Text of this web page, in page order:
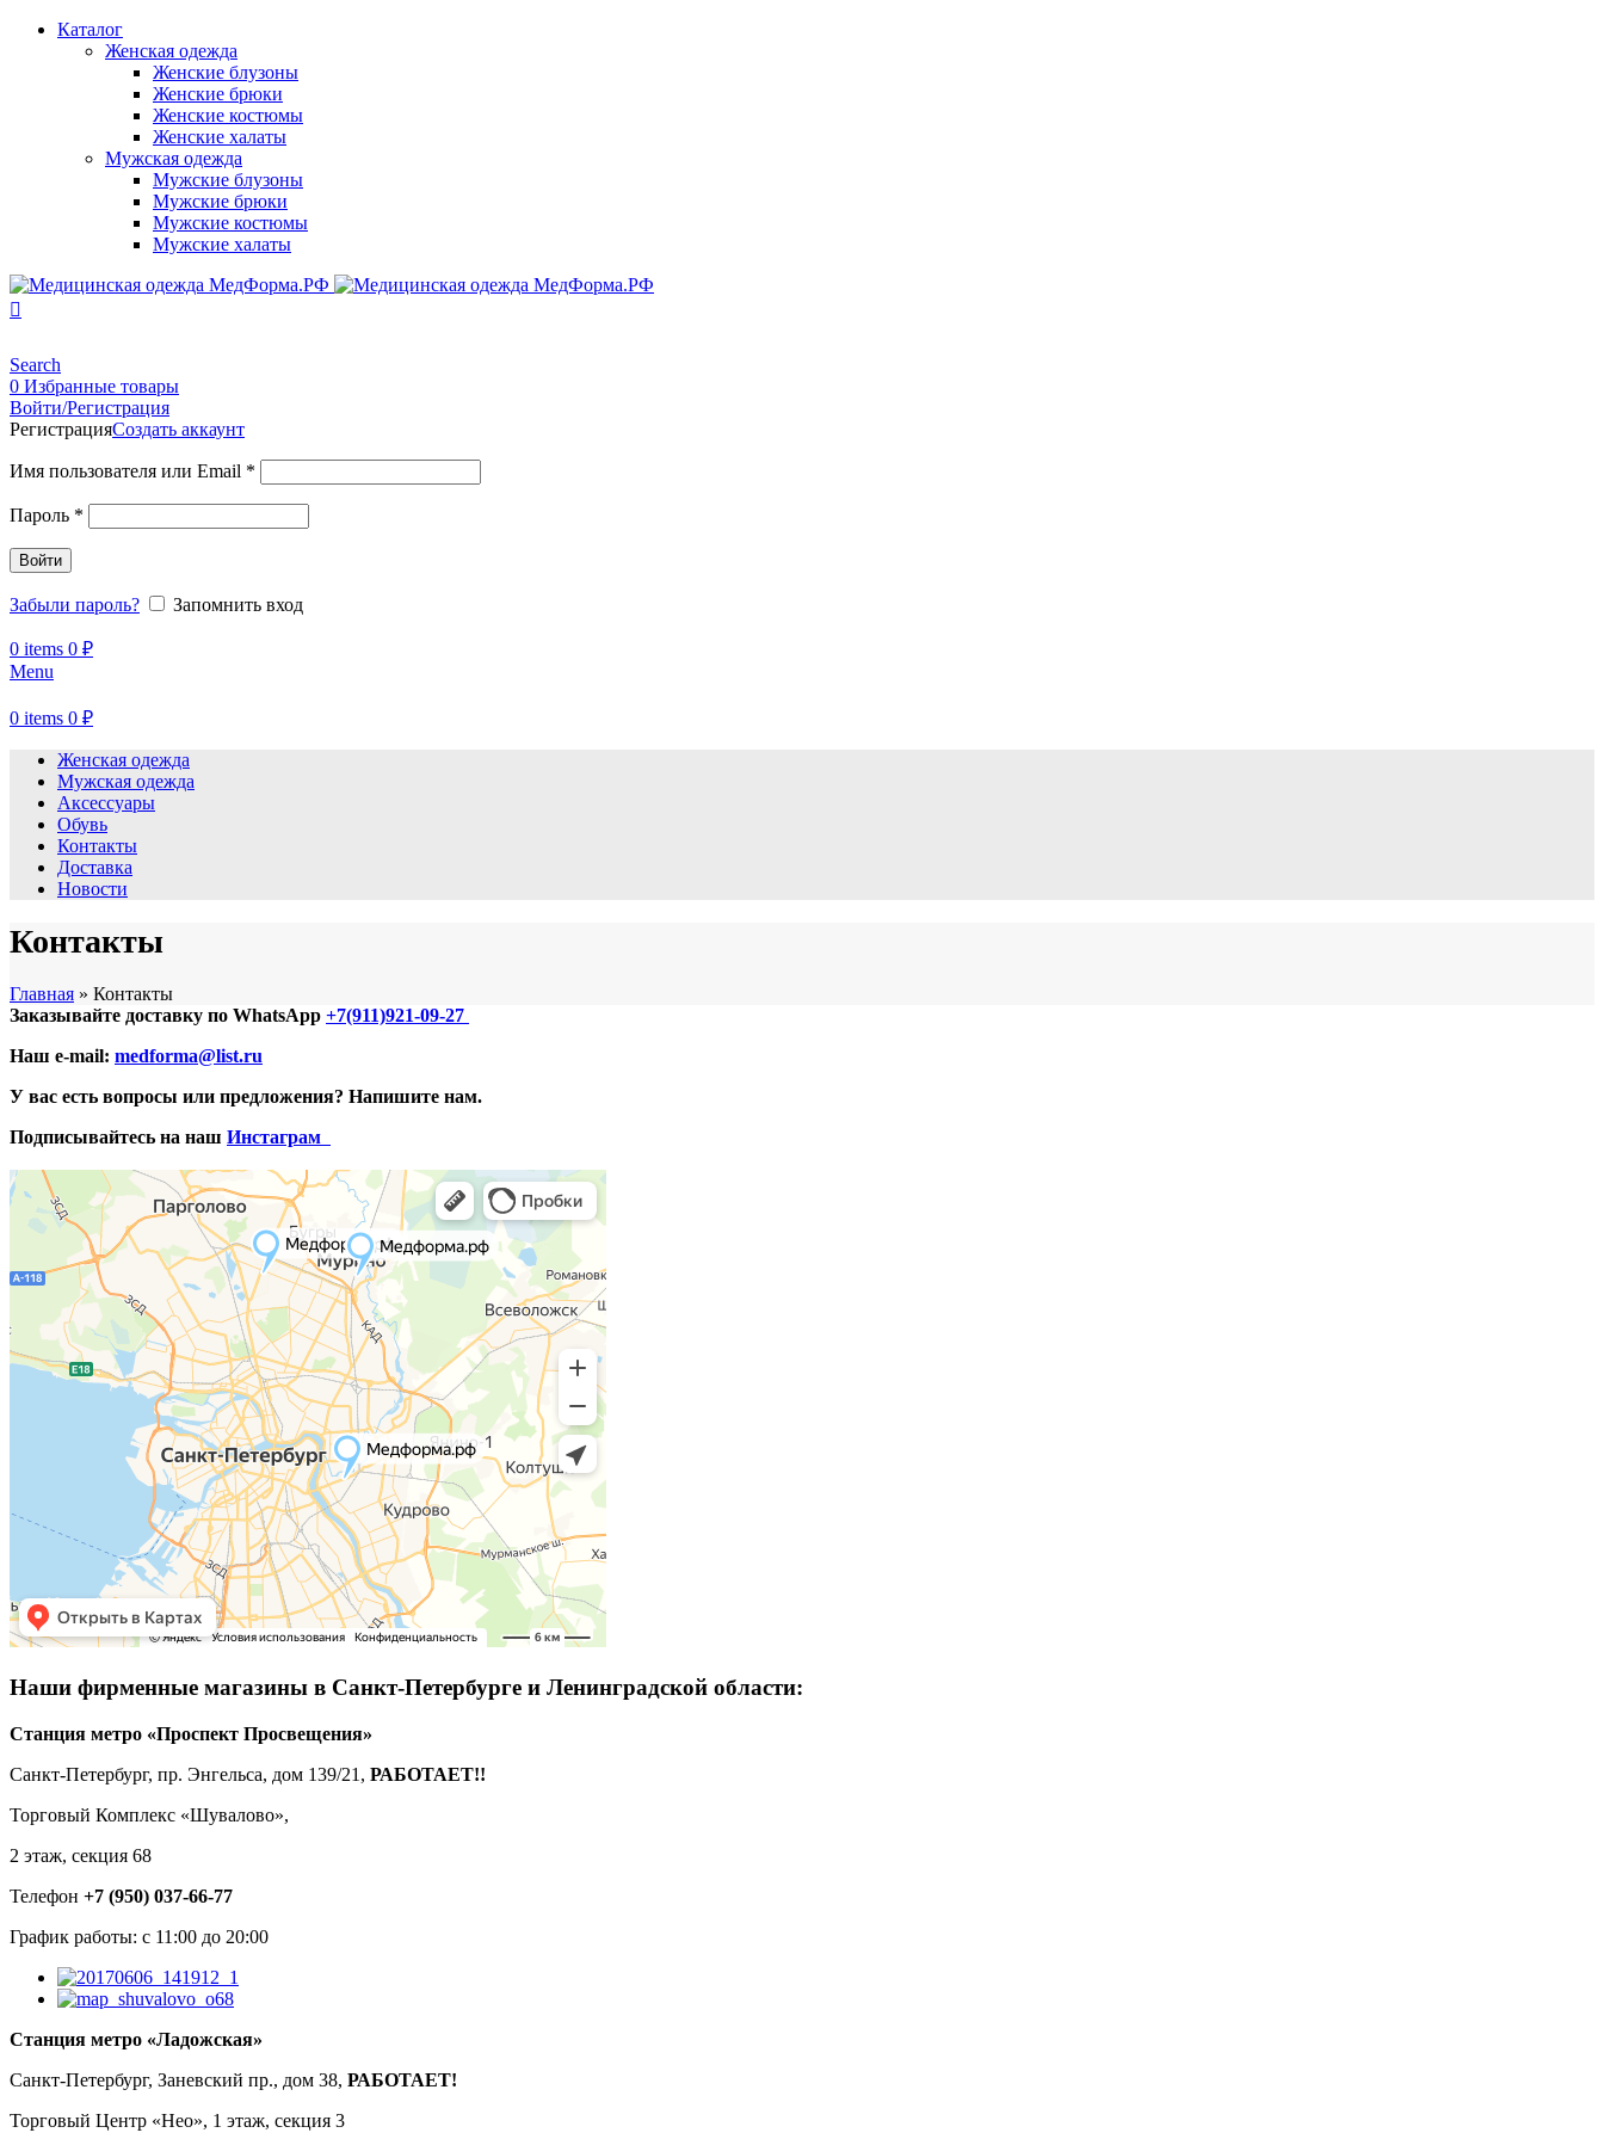
Каталог
Женская одежда
Женские блузоны
Женские брюки
Женские костюмы
Женские халаты
Мужская одежда
Мужские блузоны
Мужские брюки
Мужские костюмы
Мужские халаты
Search
0 Избранные товары
Войти/Регистрация
РегистрацияСоздать аккаунт
Имя пользователя или Email *
Пароль *
Войти
Забыли пароль? Запомнить вход
0 items 0 ₽
Menu
0 items 0 ₽
Женская одежда
Мужская одежда
Аксессуары
Обувь
Контакты
Доставка
Новости
Контакты
Главная » Контакты
Заказывайте доставку по WhatsApp +7(911)921-09-27
Наш e-mail: medforma@list.ru
У вас есть вопросы или предложения? Напишите нам.
Подписывайтесь на наш Инстаграм
Наши фирменные магазины в Санкт-Петербурге и Ленинградской области:
Станция метро «Проспект Просвещения»
Санкт-Петербург, пр. Энгельса, дом 139/21, РАБОТАЕТ!!
Торговый Комплекс «Шувалово»,
2 этаж, секция 68
Телефон +7 (950) 037-66-77
График работы: с 11:00 до 20:00
Станция метро «Ладожская»
Санкт-Петербург, Заневский пр., дом 38, РАБОТАЕТ!
Торговый Центр «Нео», 1 этаж, секция 3